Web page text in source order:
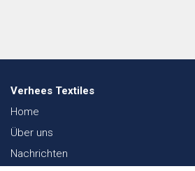
Verhees Textiles
Home
Über uns
Nachrichten